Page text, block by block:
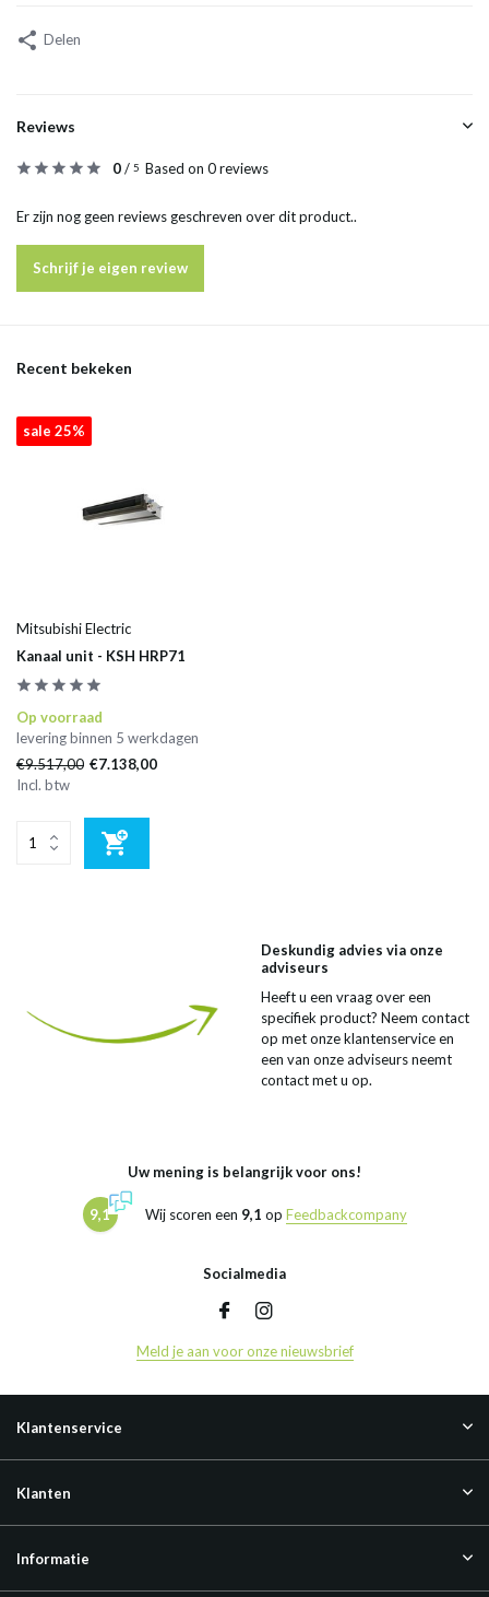
Delen
Reviews
0/ 5 Based on 0 reviews
Er zijn nog geen reviews geschreven over dit product..
Schrijf je eigen review
Recent bekeken
sale 25%
Mitsubishi Electric
Kanaal unit - KSH HRP71
Op voorraad
levering binnen 5 werkdagen
€9.517,00 €7.138,00
Incl. btw
Deskundig advies via onze
adviseurs
Heeft u een vraag over een
specifiek product? Neem contact
op met onze klantenservice en
een van onze adviseurs neemt
contact met u op.
Uw mening is belangrijk voor ons!
9,1 Wij scoren een 9,1 op Feedbackcompany
Socialmedia
Meld je aan voor onze nieuwsbrief
Klantenservice
Klanten
Informatie